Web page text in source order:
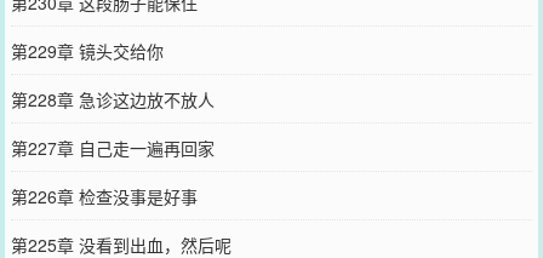
第229章 镜头交给你
第228章 急诊这边放不放人
第227章 自己走一遍再回家
第226章 检查没事是好事
第225章 没看到出血，然后呢